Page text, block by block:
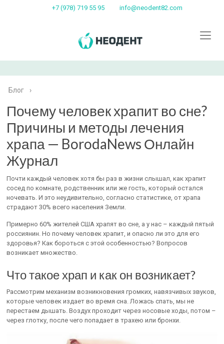
+7 (978) 719 55 95 info@neodent82.com
Блог ›
Почему человек храпит во сне?
Причины и методы лечения
храпа — BorodaNews Онлайн
Журнал
Почти каждый человек хотя бы раз в жизни слышал, как храпит
сосед по комнате, родственник или же гость, который остался
ночевать. И это неудивительно, согласно статистике, от храпа
страдают 30% всего населения Земли.
Примерно 60% жителей США храпят во сне, а у нас – каждый пятый
россиянин. Но почему человек храпит, и опасно ли это для его
здоровья? Как бороться с этой особенностью? Вопросов
возникает множество.
Что такое храп и как он возникает?
Рассмотрим механизм возникновения громких, навязчивых звуков,
которые человек издает во время сна. Ложась спать, мы не
перестаем дышать. Воздух проходит через носовые ходы, потом –
через глотку, после чего попадает в трахею или бронхи.